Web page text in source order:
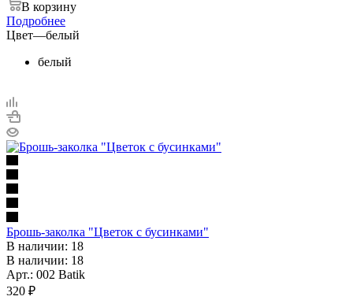
В корзину
Подробнее
Цвет—белый
белый
Брошь-заколка "Цветок с бусинками"
В наличии: 18
В наличии: 18
Арт.: 002 Batik
320 ₽